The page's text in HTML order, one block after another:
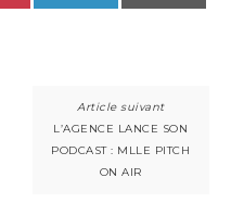
L’AGENCE LANCE SON
PODCAST : MLLE PITCH
ON AIR